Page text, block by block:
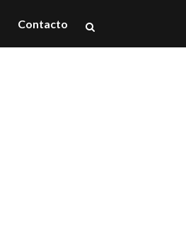
Contacto